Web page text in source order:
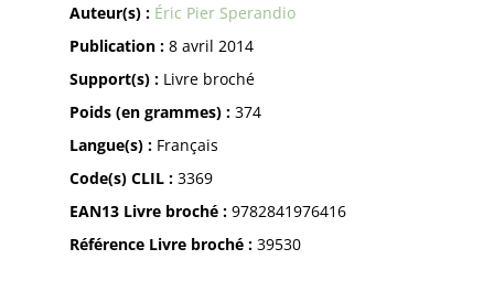
Auteur(s) : Éric Pier Sperandio
Publication :8 avril 2014
Support(s) :Livre broché
Poids (en grammes) :374
Langue(s) :Français
Code(s) CLIL :3369
EAN13 Livre broché :9782841976416
Référence Livre broché :39530